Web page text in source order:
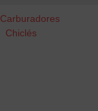
Carburadores
Chiclés